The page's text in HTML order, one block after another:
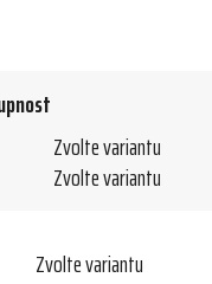
Zvolte variantu
Zvolte variantu
Zvolte variantu